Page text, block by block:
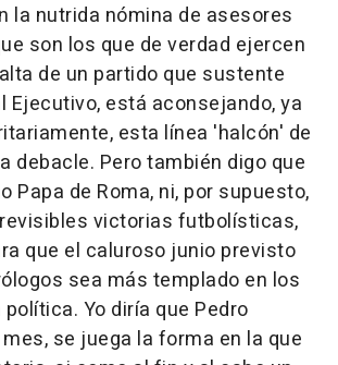
la nutrida nómina de asesores
son los que de verdad ejercen
de un partido que sustente
Ejecutivo, está aconsejando, ya
esta línea 'halcón' de
debacle. Pero también digo que
Papa de Roma, ni, por supuesto,
victorias futbolísticas,
que el caluroso junio previsto
sea más templado en los
Yo diría que Pedro
se juega la forma en la que